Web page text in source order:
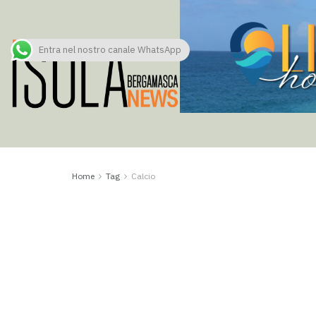
Home Tag Calcio
Entra nel nostro canale WhatsApp